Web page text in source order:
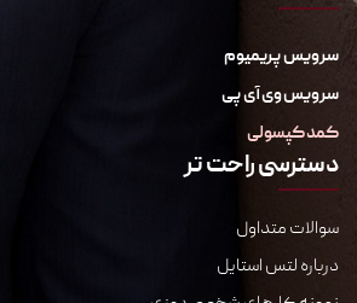
سرویس پریمیوم
سرویس وی آی پی
کمد کپسولی
دسترسی راحت تر
سوالات متداول
درباره لتس استایل